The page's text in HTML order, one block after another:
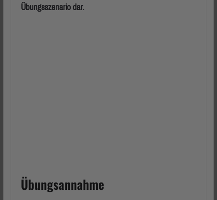
Übungsszenario dar.
Übungsannahme